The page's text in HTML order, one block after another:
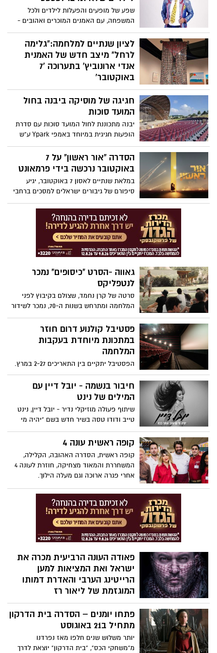
שפע של מופעים והפעלות לילדים ולכל
המשפחה, עם האמנים המוכרים ואהובים -
מני ממטרה, יניב המגניב, הילה הכל יכולה,
ואיציק הליצן.
לציון שנתיים למלחמה:"גלימה
לרחל" מיצב חדש של האמנית
אנדי ארונוביץ' בתערוכה '7
באוקטובר'
אנו-מוזיאון העם היהודי מרחיב את התערוכה
'שבעה באוקטובר' לקראת ציון שנתיים לפרוץ
המלחמה. היצירה "גלימה לרחל" של האמנית
אנדי ארונוביץ' שמתווספת לתצוגה, מציגה
גלימה בגובה כשלושה מטרים עשויה דסקיות
חגיגה של מוסיקה ביבנה בחול
המועד סוכות
יבנה מתכוננת לחול המועד סוכות עם סדרת
הופעות חגיגית במיוחד באמפי Ypark ע"ש
צבי גוב-ארי.
הסדרה "אור ראשון" על 7
באוקטובר נרכשה בידי פרמאונט
במלאת שנתיים לאסון 7 באוקטובר, יגיע
סיפורם של גיבורים ישראלים למסכים ברחבי
העולם. מיני־הסדרה "אור ראשון", שנוצרה
בהשראת אירועים אמיתיים מאותם ימים
קשים, נרכשה על ידי ענקית המדיה
האמריקאית פרמאונט ותשודר בשירות
הסטרימינג הבינלאומי שלה Paramount
גאווה -הסרט "כיסופים" נמכר
לנטפליקס
סרטה של קרן נחמד, שצולם בקיבוץ לפני
המלחמה ומתרחש בשנות ה-70, נמכר לשידור
גם מעבר לים ויהיה זמין בספריות של
נטפליקס בארצות הברית, בריטניה ומדינות
נוספות
פסטיבל קולנוע דרום חוזר
במתכונת מיוחדת בעקבות
המלחמה
הפסטיבל יתקיים בין התאריכים 2-27 במרץ.
יתקיים אירועים מיוחדים לזכר יקירי
הפסטיבל שנרצחו ב-7 באוקטובר. סרט
הפתיחה יהיה "סוס בלי שם" של אסף אסולין.
תרבות ברחבי הארץ. הכניסה חופשית לתושבי
חיבור בנשמה - יובל דיין עם
המילים של נינט
שיתוף פעולה מוזיקלי נדיר - יובל דיין, נינט
טייב ודודו טסה בשיר חדש בשם "יהיה מי
שיאהב אותך ככה". מעניין אבל נינט ויובל
שבאו מאותו הרקע, מעולם לא נפגשו. עתה
הם נכתבו עבורה
קופה ראשית עונה 4
קופה ראשית, הסדרה האהובה, הקלילה,
המשחררת והמאוד מצחיקה, חוזרת לעונה 4
אחרי פגרה ארוכה וגם מעלה הילוך.
פאודה העונה הרביעית מכרה את
ישראל ואת המציאות למען
הרייטינג הערבי והאדרת דמותו
המוגזמת של ליאור רז
אחרי שצפינו עד פרק 7 אנחנו מרגישים
נבגדים על ידי הסדרה שהייתה מהמעולות
שנעשו בישראל (עד עכשיו) ליאור רז איבד את
זה לגמרי – הוא פשוט עף על עצמו עד כדי
שכולם לא מקצועיים, לא ערכיים, שכחו את
פתחו יומנים – הסדרה בית הדרקון
מתחיל ב21 באוגוסט
יותר משלוש שנים חלפו מאז נפרדנו
מ"משחקי הכס", "בית הדרקון" יוצאת לדרך